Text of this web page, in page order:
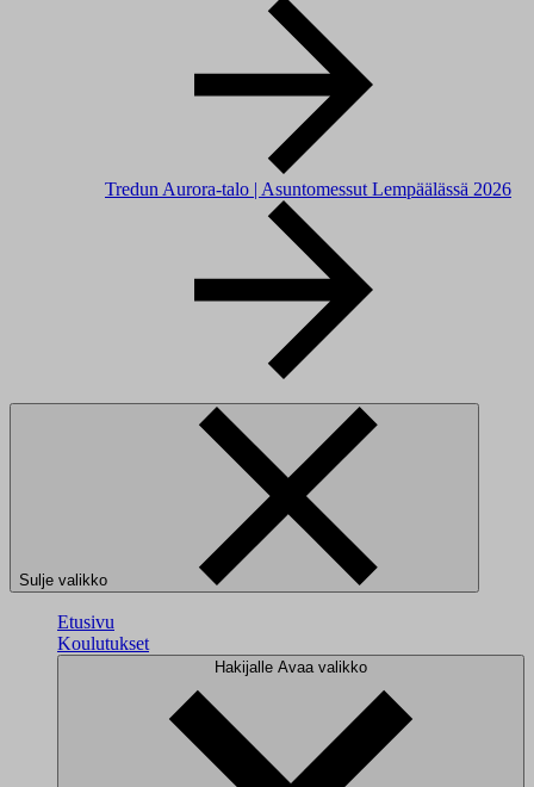
Tredun Aurora-talo | Asuntomessut Lempäälässä 2026
Sulje valikko
Etusivu
Koulutukset
Hakijalle Avaa valikko